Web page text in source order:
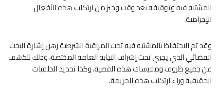
المشتبه فيه وتوقيفه بعد وقت وجيز من ارتكاب هذه الأفعال
الإجرامية.
وقد تم الاحتفاظ بالمشتبه فيه تحت المراقبة الشرطية رهن إشارة البحث
القضائي الذي يجري تحت إشراف النيابة العامة المختصة، وذلك للكشف
عن جميع ظروف وملابسات هذه القضية، وكذا تحديد الخلفيات
الحقيقية وراء ارتكاب هذه الجريمة.